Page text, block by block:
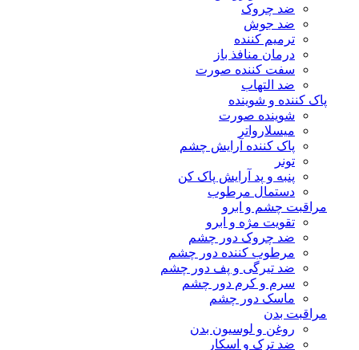
ضد چروک
ضد جوش
ترمیم کننده
درمان منافذ باز
سفت کننده صورت
ضد التهاب
پاک کننده و شوینده
شوینده صورت
میسلارواتر
پاک کننده آرایش چشم
تونر
پنبه و پد آرایش پاک کن
دستمال مرطوب
مراقبت چشم و ابرو
تقویت مژه و ابرو
ضد چروک دور چشم
مرطوب کننده دور چشم
ضد تیرگی و پف دور چشم
سرم و کرم دور چشم
ماسک دور چشم
مراقبت بدن
روغن و لوسیون بدن
ضد ترک و اسکار